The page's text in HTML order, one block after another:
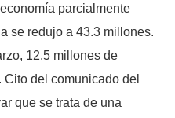
parcialmente
se redujo a 43.3 millones.
12.5 millones de
del comunicado del
que se trata de una